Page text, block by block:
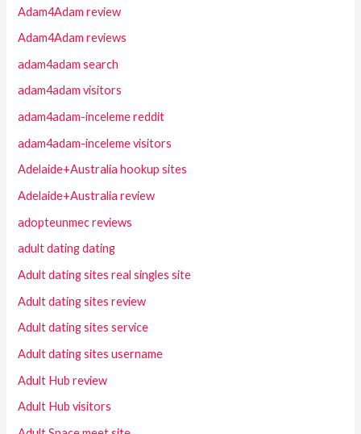
Adam4Adam review
Adam4Adam reviews
adam4adam search
adam4adam visitors
adam4adam-inceleme reddit
adam4adam-inceleme visitors
Adelaide+Australia hookup sites
Adelaide+Australia review
adopteunmec reviews
adult dating dating
Adult dating sites real singles site
Adult dating sites review
Adult dating sites service
Adult dating sites username
Adult Hub review
Adult Hub visitors